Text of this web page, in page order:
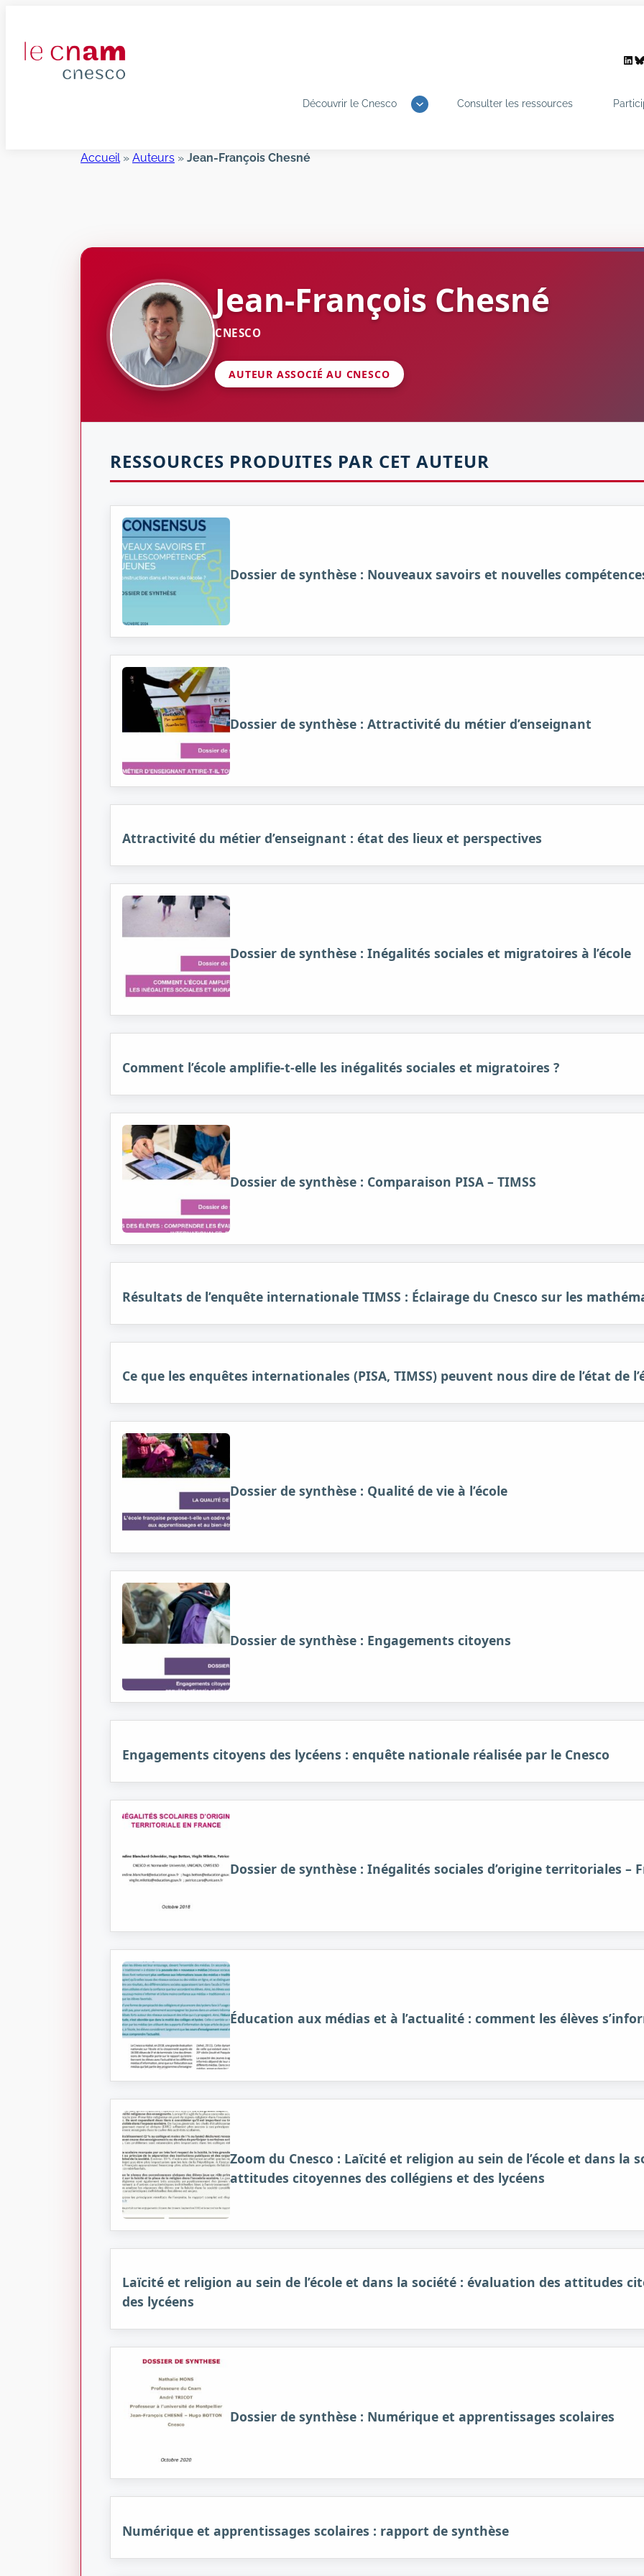
contenu
Découvrir le Cnesco Consulter les ressources
Accueil» Auteurs » Jean-François Chesné
Jean-François Chesné
CNESCO
AUTEUR ASSOCIÉ AU CNESCO
RESSOURCES PRODUITES PAR CET AUTEUR
Dossier de synthèse : Nouveaux savoirs et nouvelles
Dossier de synthèse : Attractivité du métier d’enseignant
Attractivité du métier d’enseignant : état des lieux et perspectives
Dossier de synthèse : Inégalités sociales et migratoires à l’école
Comment l’école amplifie-t-elle les inégalités sociales et migratoires ?
Dossier de synthèse : Comparaison PISA – TIMSS
Résultats de l’enquête internationale TIMSS : Éclairage du Cnesco sur les
Ce que les enquêtes internationales (PISA, TIMSS) peuvent nous dire de l’état de
Dossier de synthèse : Qualité de vie à l’école
Dossier de synthèse : Engagements citoyens
Engagements citoyens des lycéens : enquête nationale réalisée par le Cnesco
Dossier de synthèse : Inégalités sociales d’origine territoriales –
Éducation aux médias et à l’actualité : comment les élèves
Zoom du Cnesco : Laïcité et religion au sein de l’école et dans la
attitudes citoyennes des collégiens et des lycéens
Laïcité et religion au sein de l’école et dans la société : évaluation des attitudes
des lycéens
Dossier de synthèse : Numérique et apprentissages scolaires
Numérique et apprentissages scolaires : rapport de synthèse